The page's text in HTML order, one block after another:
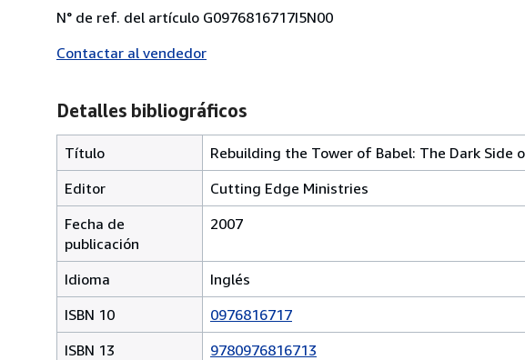
N° de ref. del artículo G0976816717I5N00
Contactar al vendedor
Detalles bibliográficos
Título
Rebuilding the Tower of Babel: The Dark Side
Editor
Cutting Edge Ministries
Fecha de
publicación
2007
Idioma
Inglés
ISBN 10
0976816717
ISBN 13
9780976816713